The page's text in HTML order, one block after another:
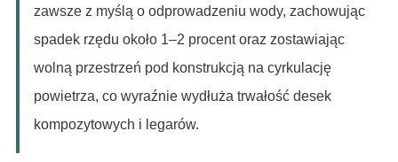
zawsze z myślą o odprowadzeniu wody, zachowując
spadek rzędu około 1–2 procent oraz zostawiając
wolną przestrzeń pod konstrukcją na cyrkulację
powietrza, co wyraźnie wydłuża trwałość desek
kompozytowych i legarów.